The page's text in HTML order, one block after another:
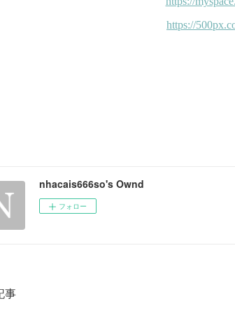
nhacais666so's Ownd
フォロー
事